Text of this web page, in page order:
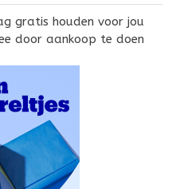
gratis houden voor jou
door aankoop te doen